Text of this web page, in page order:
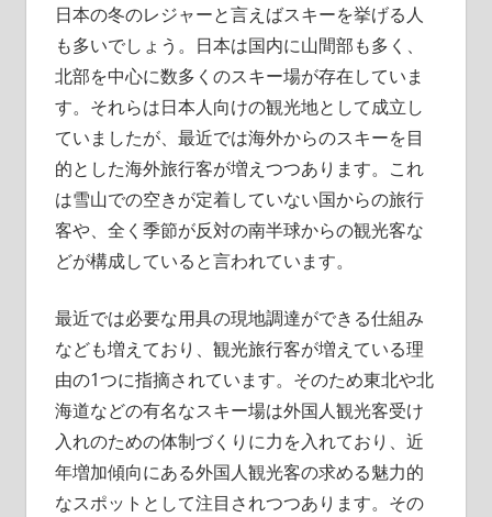
日本の冬のレジャーと言えばスキーを挙げる人
も多いでしょう。 日本は国内に山間部も多く、
北部を中心に数多くのスキー場が存在していま
す。それらは日本人向けの観光地として成立し
ていましたが、最近では海外からのスキーを目
的とした海外旅行客が増えつつあります。これ
は雪山での空きが定着していない国からの旅行
客や、全く季節が反対の南半球からの観光客な
どが構成していると言われています。
最近では必要な用具の現地調達ができる仕組み
なども増えており、観光旅行客が増えている理
由の1つに指摘されています。そのため東北や北
海道などの有名なスキー場は外国人観光客受け
入れのための体制づくりに力を入れており、近
年増加傾向にある外国人観光客の求める魅力的
なスポットとして注目されつつあります。その